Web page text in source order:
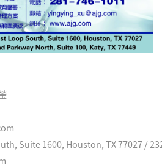
Suite 1600, Houston, TX 77027 /